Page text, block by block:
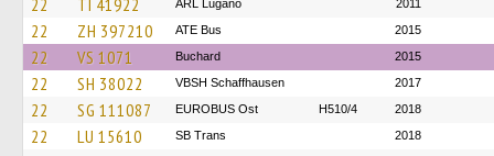
22 TI 41922 ARL Lugano 2011
22 ZH 397210 ATE Bus 2015
22 VS 1071 Buchard 2015
22 SH 38022 VBSH Schaffhausen 2017
22 SG 111087 EUROBUS Ost H510/4 2018
22 LU 15610 SB Trans 2018